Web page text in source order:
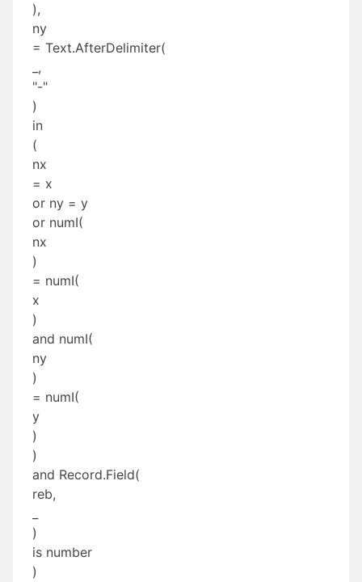
),
ny
= Text.AfterDelimiter(
_,
"-"
)
in
(
nx
= x
or ny = y
or numI(
nx
)
= numI(
x
)
and numI(
ny
)
= numI(
y
)
)
and Record.Field(
reb,
)
is number
)